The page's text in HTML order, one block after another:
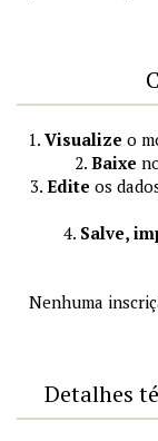
1. Visualize o
2. Baixe
3. Edite os
4. Salve,
Nenhuma
Detalhes